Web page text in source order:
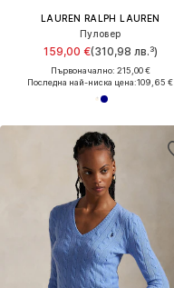
LAUREN RALPH LAUREN
Пуловер
159,00 €(310,98 лв.³)
Първоначално: 215,00 €
Последна най-ниска цена:109,65 €